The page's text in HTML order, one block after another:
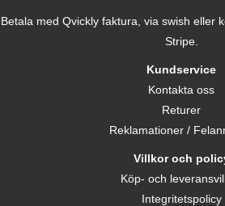
Betala med Qvickly faktura, via swish eller
Stripe.
Kundservice
Kontakta oss
Returer
Reklamationer /
Villkor och
Köp- och
Integritetspolicy